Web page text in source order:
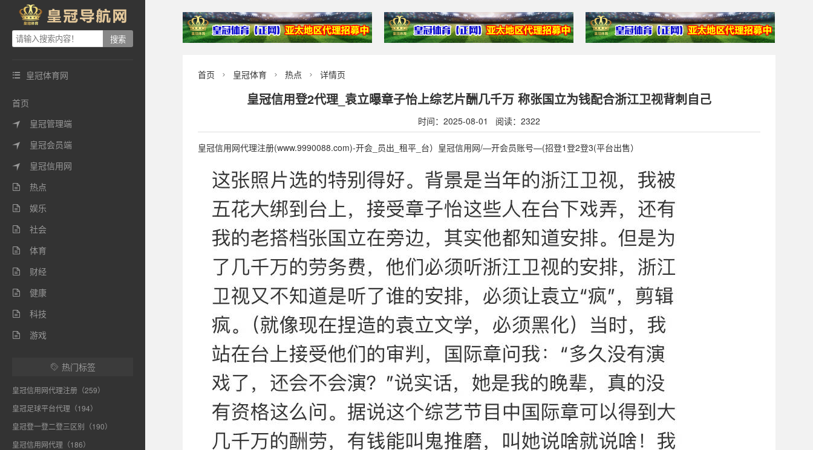
 皇冠体育网
首页
 皇冠管理端
 皇冠会员端
 皇冠信用网
 热点
 娱乐
 社会
 体育
 财经
 健康
 科技
 游戏
 热门标签
皇冠信用网代理注册（259）
皇冠足球平台代理（194）
皇冠登一登二登三区别（190）
皇冠信用网代理（186）
首页  皇冠体育  热点  详情页
皇冠信用登2代理_袁立曝章子怡上综艺片酬几千万 称张国立为钱配合浙江卫视背刺自己
时间：2025-08-01 阅读：2322
皇冠信用网代理注册(www.9990088.com)-开会_员出_租平_台）皇冠信用网/—开会员账号—(招登1登2登3(平台出售）